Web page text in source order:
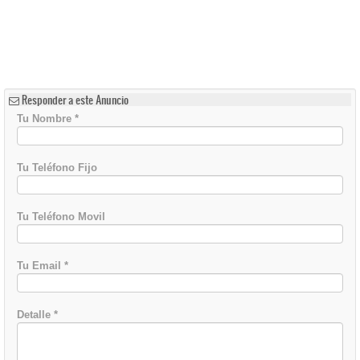
Responder a este Anuncio
Tu Nombre *
Tu Teléfono Fijo
Tu Teléfono Movil
Tu Email *
Detalle *